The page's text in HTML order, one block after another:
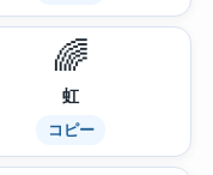
🌈
虹
コピー